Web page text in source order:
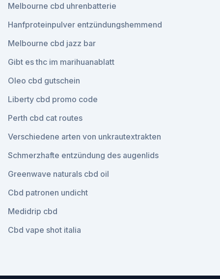
Melbourne cbd uhrenbatterie
Hanfproteinpulver entzündungshemmend
Melbourne cbd jazz bar
Gibt es thc im marihuanablatt
Oleo cbd gutschein
Liberty cbd promo code
Perth cbd cat routes
Verschiedene arten von unkrautextrakten
Schmerzhafte entzündung des augenlids
Greenwave naturals cbd oil
Cbd patronen undicht
Medidrip cbd
Cbd vape shot italia